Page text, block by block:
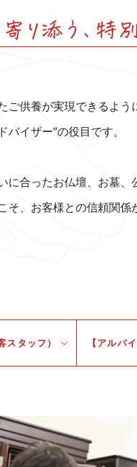
り添う、特
供養が実現できるよう
バイザー”の役目です。
合ったお仏壇、お墓、
、お客様との信頼関係
【アルバ
スタッフ）